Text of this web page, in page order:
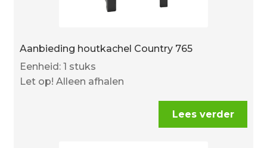
Aanbieding houtkachel Country 765
Eenheid: 1 stuks
Let op! Alleen afhalen
Lees verder